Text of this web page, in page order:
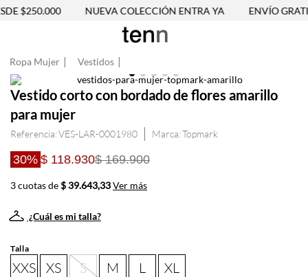
$250.000 NUEVA COLECCIÓN ENTRA YA ENVÍO
Ropa Mujer Vestidos
Vestido corto con bordado de flores amarillo
para mujer
Referencia:VES-LAR-0001980 Topmark
30% $ 118.930$ 169.900
3 cuotas de$ 39.643,33Ver más
¿Cuál es mi talla?
Talla
XXS XS S M L XL